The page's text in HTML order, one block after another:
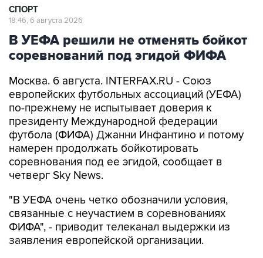
СПОРТ
18:46, 6 августа 2026
В УЕФА решили не отменять бойкот
соревнований под эгидой ФИФА
Москва. 6 августа. INTERFAX.RU - Союз
европейских футбольных ассоциаций (УЕФА)
по-прежнему не испытывает доверия к
президенту Международной федерации
футбола (ФИФА) Джанни Инфантино и потому
намерен продолжать бойкотировать
соревнования под ее эгидой, сообщает в
четверг Sky News.
"В УЕФА очень четко обозначили условия,
связанные с неучастием в соревнованиях
ФИФА", - приводит телеканал выдержки из
заявления европейской организации.